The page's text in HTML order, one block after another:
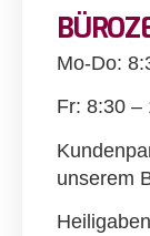
Mo-Do:
Fr: 8:30 –
unserem